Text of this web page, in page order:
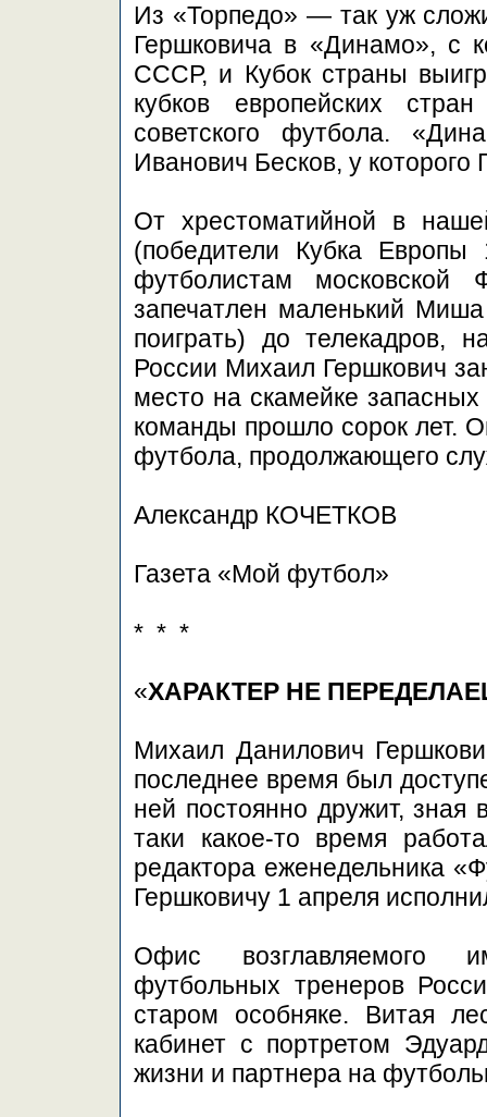
Из «Торпедо» — так уж
Гершковича в «Динамо», с
СССР, и Кубок страны
кубков европейских
советского футбола.
Иванович Бесков, у
От хрестоматийной в
(победители Кубка
футболистам
запечатлен маленький
поиграть) до телекадров,
России Михаил Гершкович
место на скамейке
команды прошло сорок лет.
футбола, продолжающего
Александр КОЧЕТКОВ
Газета «Мой футбол»
* * *
«ХАРАКТЕР НЕ
Михаил Данилович
последнее время был
ней постоянно дружит,
таки какое-то время
редактора еженедельника
Гершковичу 1 апреля
Офис возглавляемого
футбольных тренеров
старом особняке. Витая
кабинет с портретом
жизни и партнера на